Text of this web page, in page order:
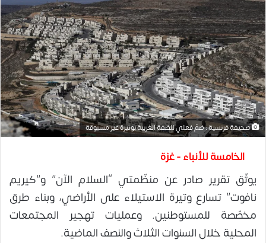
صحيفة فرنسية : ضمّ فعلي للضفة الغربية بوتيرة غير مسبوقة
الخامسة للأنباء - غزة
يوثّق تقرير صادر عن منظّمتي “السلام الآن” و”كيريم
نافوت” تسارع وتيرة الاستيلاء على الأراضي، وبناء طرق
مخصّصة للمستوطنين. وعمليات تهجير المجتمعات
المحلية خلال السنوات الثلاث والنصف الماضية.